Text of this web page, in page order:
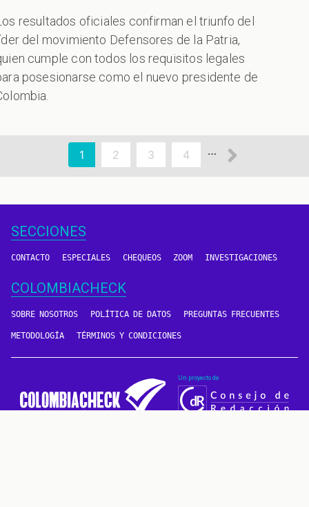
resultados oficiales confirman el triunfo del
del movimiento Defensores de la Patria,
cumple con todos los requisitos legales
posesionarse como el nuevo presidente de
Página
actual
1 Page
2 Page
3 Page
4 …
SECCIONES
CONTACTO ESPECIALES CHEQUEOS ZOOM INVESTIGACIONES
COLOMBIACHECK
SOBRE NOSOTROS POLÍTICA DE DATOS PREGUNTAS FRECUENTES
METODOLOGÍA TÉRMINOS Y CONDICIONES
Un proyecto de